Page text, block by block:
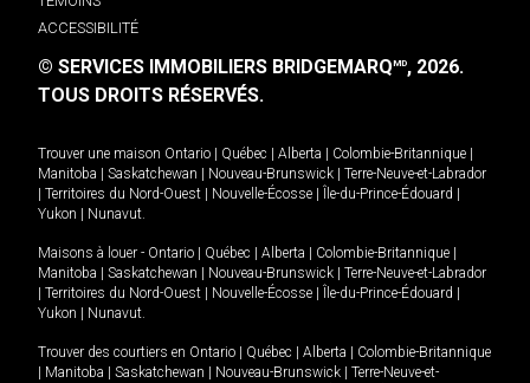
ACCESSIBILITÉ
© SERVICES IMMOBILIERS BRIDGEMARQMD, 2026.
TOUS DROITS RÉSERVÉS.
Trouver une maison Ontario Québec Alberta Colombie-Britannique
Manitoba
Saskatchewan Nouveau-Brunswick
Terre-Neuve-et-Labrador
Territoires du Nord-Ouest Nouvelle-Écosse Île-du-Prince-Édouard
Yukon
Nunavut.
Maisons à louer - Ontario Québec Alberta Colombie-Britannique
Manitoba
Saskatchewan Nouveau-Brunswick
Terre-Neuve-et-Labrador
Territoires du Nord-Ouest Nouvelle-Écosse Île-du-Prince-Édouard
Yukon
Nunavut.
Trouver des courtiers en Ontario Québec Alberta
Colombie-Britannique
Manitoba Saskatchewan Nouveau-Brunswick
Terre-Neuve-et-